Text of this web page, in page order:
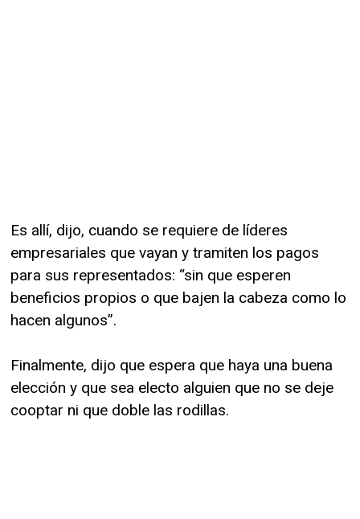
Es allí, dijo, cuando se requiere de líderes
empresariales que vayan y tramiten los pagos
para sus representados: “sin que esperen
beneficios propios o que bajen la cabeza como lo
hacen algunos”.
Finalmente, dijo que espera que haya una buena
elección y que sea electo alguien que no se deje
cooptar ni que doble las rodillas.